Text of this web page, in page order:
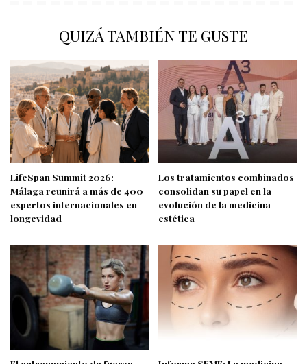
QUIZÁ TAMBIÉN TE GUSTE
LifeSpan Summit 2026:
Málaga reunirá a más de 400
expertos internacionales en
longevidad
Los tratamientos combinados
consolidan su papel en la
evolución de la medicina
estética